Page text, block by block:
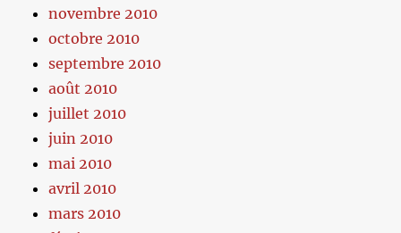
novembre 2010
octobre 2010
septembre 2010
août 2010
juillet 2010
juin 2010
mai 2010
avril 2010
mars 2010